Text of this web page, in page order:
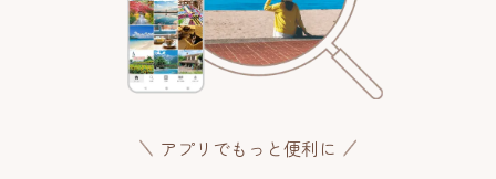
アプリでもっと便利に